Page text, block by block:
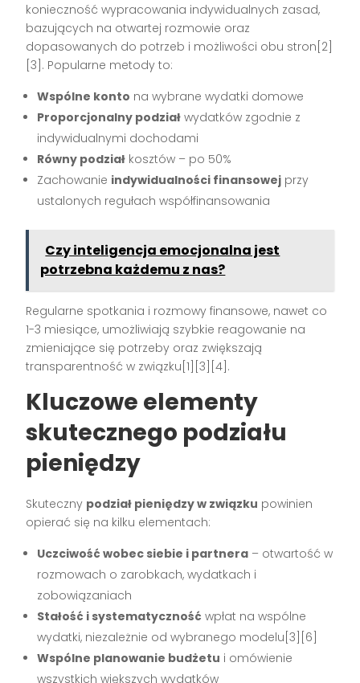
konieczność wypracowania indywidualnych zasad,
bazujących na otwartej rozmowie oraz
dopasowanych do potrzeb i możliwości obu stron[2]
[3]. Popularne metody to:
Wspólne konto na wybrane wydatki domowe
Proporcjonalny podział wydatków zgodnie z
indywidualnymi dochodami
Równy podział kosztów – po 50%
Zachowanie indywidualności finansowej przy
ustalonych regułach współfinansowania
Czy inteligencja emocjonalna jest
potrzebna każdemu z nas?
Regularne spotkania i rozmowy finansowe, nawet co
1-3 miesiące, umożliwiają szybkie reagowanie na
zmieniające się potrzeby oraz zwiększają
transparentność w związku[1][3][4].
Kluczowe elementy
skutecznego podziału
pieniędzy
Skuteczny podział pieniędzy w związku powinien
opierać się na kilku elementach:
Uczciwość wobec siebie i partnera – otwartość w
rozmowach o zarobkach, wydatkach i
zobowiązaniach
Stałość i systematyczność wpłat na wspólne
wydatki, niezależnie od wybranego modelu[3][6]
Wspólne planowanie budżetu i omówienie
wszystkich większych wydatków